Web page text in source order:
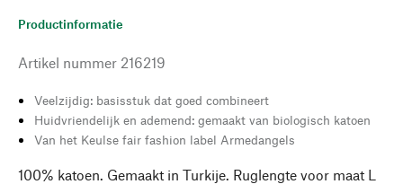
Productinformatie
Artikel nummer 216219
Veelzijdig: basisstuk dat goed combineert
Huidvriendelijk en ademend: gemaakt van biologisch katoen
Van het Keulse fair fashion label Armedangels
100% katoen. Gemaakt in Turkije. Ruglengte voor maat L